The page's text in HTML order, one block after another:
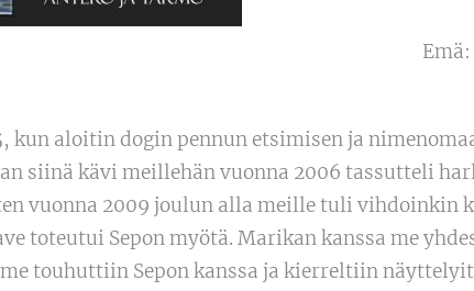
kun aloitin dogin pennun etsimisen ja
siinä kävi meillehän vuonna 2006 tassutteli
vuonna 2009 joulun alla meille tuli vihdoinkin
toteutui Sepon myötä. Marikan kanssa me
touhuttiin Sepon kanssa ja kierreltiin